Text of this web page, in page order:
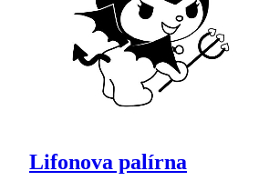
Lifonova palírna